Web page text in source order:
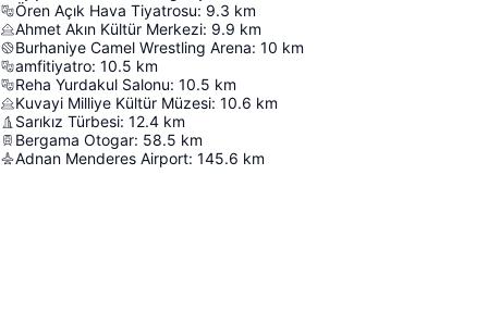
Ören Açık Hava Tiyatrosu: 9.3 km
Ahmet Akın Kültür Merkezi: 9.9 km
Burhaniye Camel Wrestling Arena: 10 km
amfitiyatro: 10.5 km
Reha Yurdakul Salonu: 10.5 km
Kuvayi Milliye Kültür Müzesi: 10.6 km
Sarıkız Türbesi: 12.4 km
Bergama Otogar: 58.5 km
Adnan Menderes Airport: 145.6 km